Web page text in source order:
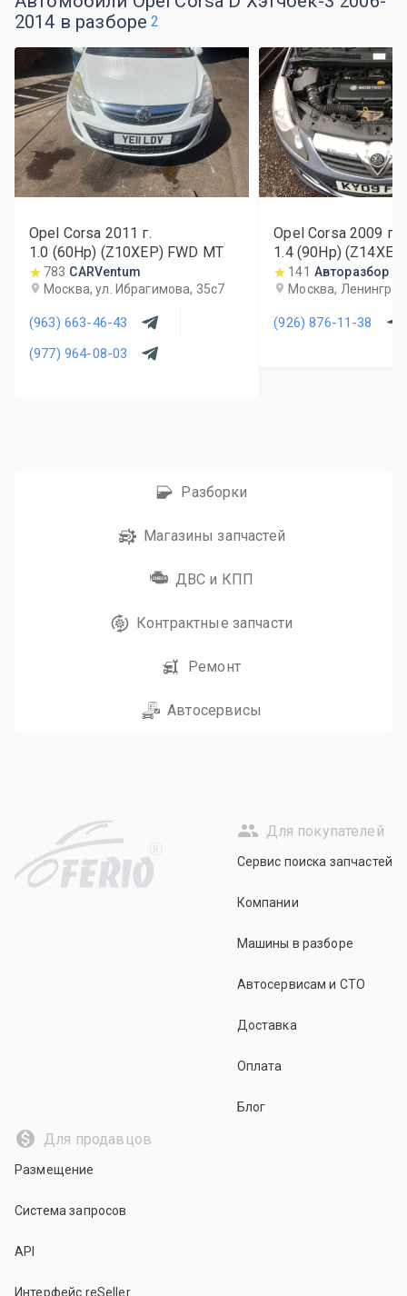
2014 в разборе 2
Opel Corsa 2011 г.
1.0 (60Hp) (Z10XEP) FWD MT
783 CARVentum
Москва, ул. Ибрагимова, 35с7
(963) 663-46-43
(977) 964-08-03
Opel Corsa 2009 г.
1.4 (90Hp)
141 Авторазбор
Москва,
(926) 876-11-38
Разборки
Магазины запчастей
ДВС и КПП
Контрактные запчасти
Ремонт
Автосервисы
R
Для покупателей
Сервис поиска запчастей
Компании
Машины в разборе
Автосервисам и СТО
Доставка
Оплата
Блог
Для продавцов
Размещение
Система запросов
API
Интерфейс reSeller